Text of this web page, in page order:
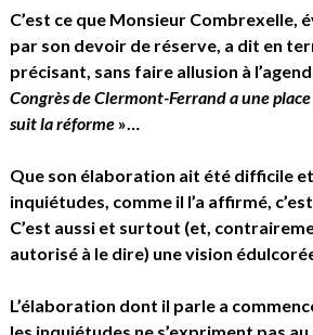
C’est ce que Monsieur Combrexelle,
par son devoir de réserve, a dit en
précisant, sans faire allusion à
Congrès de Clermont-Ferrand a une
suit la réforme»…
Que son élaboration ait été difficile
inquiétudes, comme il l’a affirmé,
C’est aussi et surtout (et,
autorisé à le dire) une vision
L’élaboration dont il parle a
les inquiétudes ne s’expriment pas